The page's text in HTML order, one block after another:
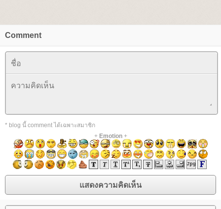
Comment
* blog นี้ comment ได้เฉพาะสมาชิก
+ Emotion+